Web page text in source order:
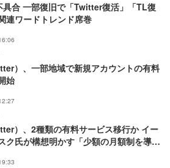
具合 一部復旧で「Twitter復活」「TL復
連ワードトレンド席巻
）、一部地域で新規アカウントの有料
始
）、2種類の有料サービス移行か イー
ク氏が構想明かす「少額の月額制を導入